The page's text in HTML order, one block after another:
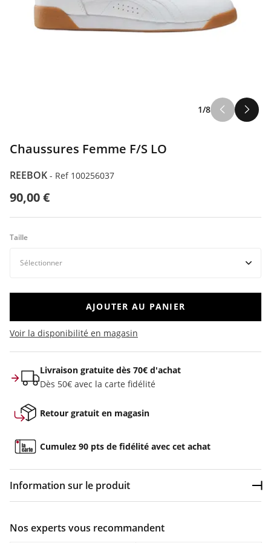
1/8
Chaussures Femme F/S LO
REEBOK - Ref 100256037
90,00 €
Taille
AJOUTER AU PANIER
Voir la disponibilité en magasin
Livraison gratuite dès 70€ d'achat
Dès 50€ avec la carte fidélité
Retour gratuit en magasin
Cumulez 90 pts de fidélité avec cet achat
Information sur le produit
Nos experts vous recommandent